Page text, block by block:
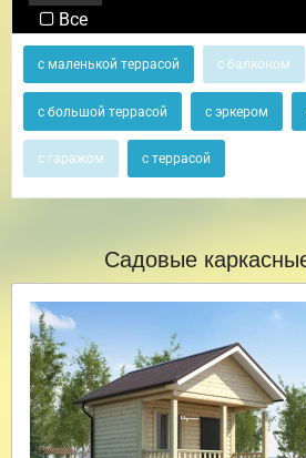
Все
с маленькой террасой с балконом
с большой террасой с эркером
с гаражом с террасой
Садовые